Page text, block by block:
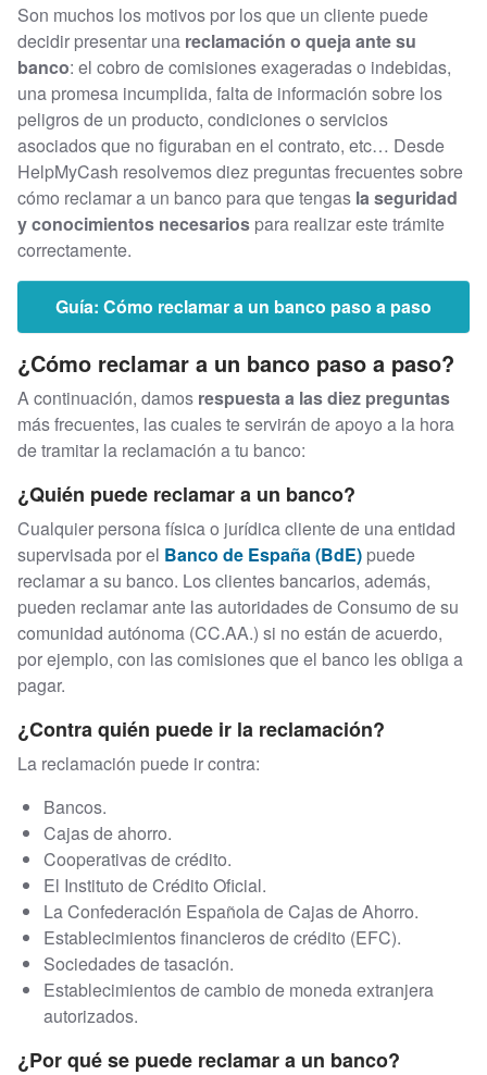
Son muchos los motivos por los que un cliente puede
decidir presentar una reclamación o queja ante su
banco: el cobro de comisiones exageradas o indebidas,
una promesa incumplida, falta de información sobre los
peligros de un producto, condiciones o servicios
asociados que no figuraban en el contrato, etc… Desde
HelpMyCash resolvemos diez preguntas frecuentes sobre
cómo reclamar a un banco para que tengas la seguridad
y conocimientos necesarios para realizar este trámite
correctamente.
Guía: Cómo reclamar a un banco paso a paso
¿Cómo reclamar a un banco paso a paso?
A continuación, damos respuesta a las diez preguntas
más frecuentes, las cuales te servirán de apoyo a la hora
de tramitar la reclamación a tu banco:
¿Quién puede reclamar a un banco?
Cualquier persona física o jurídica cliente de una entidad
supervisada por el Banco de España (BdE) puede
reclamar a su banco. Los clientes bancarios, además,
pueden reclamar ante las autoridades de Consumo de su
comunidad autónoma (CC.AA.) si no están de acuerdo,
por ejemplo, con las comisiones que el banco les obliga a
pagar.
¿Contra quién puede ir la reclamación?
La reclamación puede ir contra:
Bancos.
Cajas de ahorro.
Cooperativas de crédito.
El Instituto de Crédito Oficial.
La Confederación Española de Cajas de Ahorro.
Establecimientos financieros de crédito (EFC).
Sociedades de tasación.
Establecimientos de cambio de moneda extranjera
autorizados.
¿Por qué se puede reclamar a un banco?